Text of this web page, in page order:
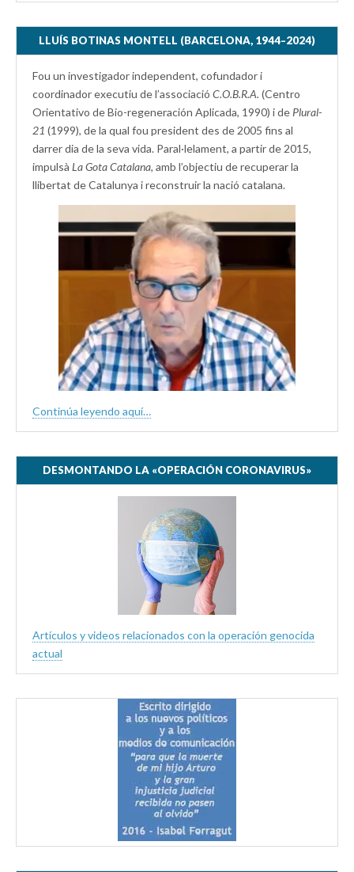
LLUÍS BOTINAS MONTELL (BARCELONA, 1944–2024)
Fou un investigador independent, cofundador i
coordinador executiu de l’associació C.O.B.R.A. (Centro
Orientativo de Bio-regeneración Aplicada, 1990) i de Plural-
21 (1999), de la qual fou president des de 2005 fins al
darrer dia de la seva vida. Paral·lelament, a partir de 2015,
impulsà La Gota Catalana, amb l’objectiu de recuperar la
llibertat de Catalunya i reconstruir la nació catalana.
Continúa leyendo aquí…
DESMONTANDO LA «OPERACIÓN CORONAVIRUS»
Artículos y videos relacionados con la operación genocida
actual